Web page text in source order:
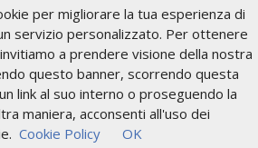
per migliorare la tua esperienza di
servizio personalizzato. Per ottenere
a prendere visione della nostra
questo banner, scorrendo questa
link al suo interno o proseguendo la
maniera, acconsenti all'uso dei
Cookie Policy OK